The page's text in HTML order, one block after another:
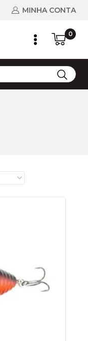
MINHA CONTA
0